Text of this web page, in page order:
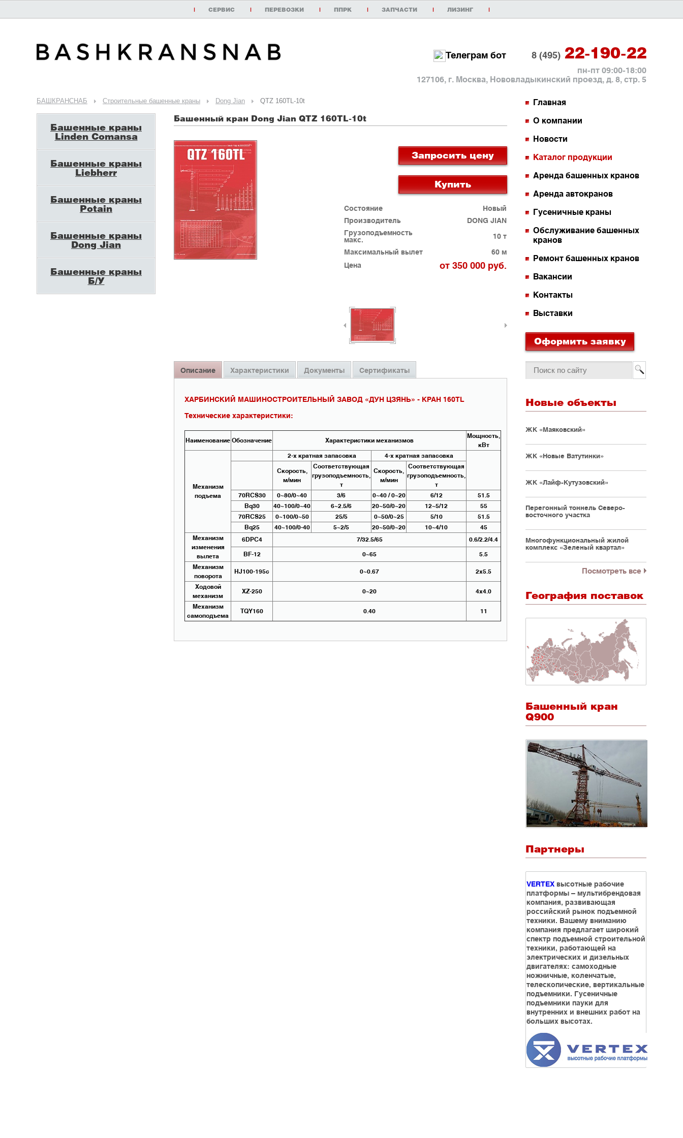
| СЕРВИС | ПЕРЕВОЗКИ | ППРК | ЗАПЧАСТИ | ЛИЗИНГ |
Телеграм бот 8 (495) 22-190-22
пн-пт 09:00-18:00
127106, г. Москва, Нововладыкинский проезд, д. 8, стр. 5
БАШКРАНСНАБ Строительные башенные краны Dong Jian QTZ 160TL-10t
Башенные краны
Linden Comansa
Башенные краны
Liebherr
Башенные краны
Potain
Башенные краны
Dong Jian
Башенные краны
Б/У
Башенный кран Dong Jian QTZ 160TL-10t
Запросить цену
Купить
Состояние
Новый
Производитель
DONG JIAN
Грузоподъемность
макс.
10 т
Максимальный вылет
60 м
Цена
от 350 000 руб.
Описание Характеристики Документы Сертификаты
ХАРБИНСКИЙ МАШИНОСТРОИТЕЛЬНЫЙ ЗАВОД «ДУН ЦЗЯНЬ» - КРАН 160TL
Технические характеристики:
Наименование Обозначение Характеристики механизмов
Мощность,
кВт
Механизм
подъема
2-х кратная запасовка
4-х кратная запасовка
Скорость,
м/мин
Соответствующая
грузоподъемность,
т
Скорость,
м/мин
Соответствующая
грузоподъемность,
т
70RCS30
0~80/0~40 3/6 0~40 / 0~20 6/12
51.5
Bq30
40~100/0~40 6~2.5/6 20~50/0~20 12~5/12
55
70RCS25
0~100/0~50 25/5 0~50/0~25 5/10
51.5
Bq25
40~100/0-40 5~2/5 20~50/0~20 10~4/10
45
Механизм
изменения
вылета
6DPC4 7/32.5/65
0.6/2.2/4.4
BF-12
0~65
5.5
Механизм
поворота
HJ100-195c 0~0.67
2х5.5
Ходовой
механизм
XZ-250 0~20
4х4.0
Механизм
самоподъема
TQY160 0.40 11
Главная
О компании
Новости
Каталог продукции
Аренда башенных кранов
Аренда автокранов
Гусеничные краны
Обслуживание башенных
кранов
Ремонт башенных кранов
Вакансии
Контакты
Выставки
Оформить заявку
Новые объекты
ЖК «Маяковский»
ЖК «Новые Ватутинки»
ЖК «Лайф-Кутузовский»
Перегонный тоннель Северо-
восточного участка
Многофункциональный жилой
комплекс «Зеленый квартал»
Посмотреть все
География поставок
Башенный кран
Q900
Партнеры
VERTEX высотные рабочие
платформы – мультибрендовая
компания, развивающая
российский рынок подъемной
техники. Вашему вниманию
компания предлагает широкий
спектр подъемной строительной
техники, работающей на
электрических и дизельных
двигателях: самоходные
ножничные, коленчатые,
телескопические, вертикальные
подъемники. Гусеничные
подъемники пауки для
внутренних и внешних работ на
больших высотах.